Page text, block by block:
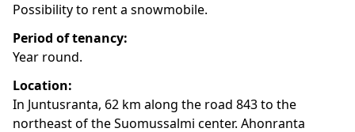
Possibility to rent a snowmobile.
Period of tenancy:
Year round.
Location:
In Juntusranta, 62 km along the road 843 to the
northeast of the Suomussalmi center. Ahonranta